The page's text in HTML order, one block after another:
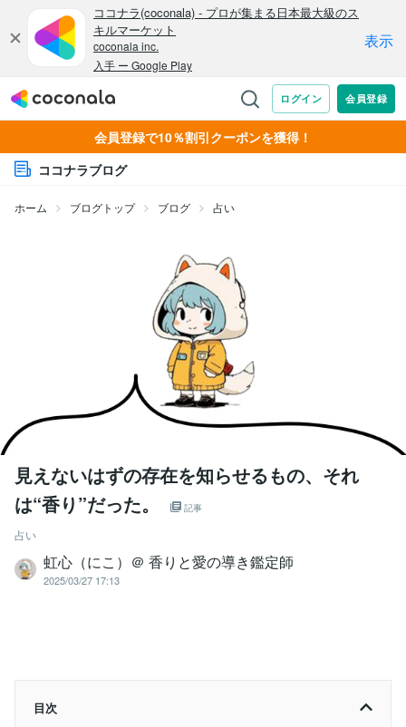
会員登録で10％割引クーポンを獲得！
ココナラブログ
ホーム ブログトップ ブログ 占い
見えないはずの存在を知らせるもの、それ
は“香り”だった。
記事
占い
虹心（にこ）＠ 香りと愛の導き鑑定師
2025/03/27 17:13
目次